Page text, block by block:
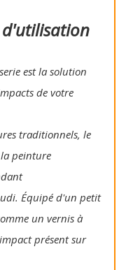
d'utilisation
est la solution
de votre
traditionnels, le
peinture
Équipé d'un petit
un vernis à
présent sur